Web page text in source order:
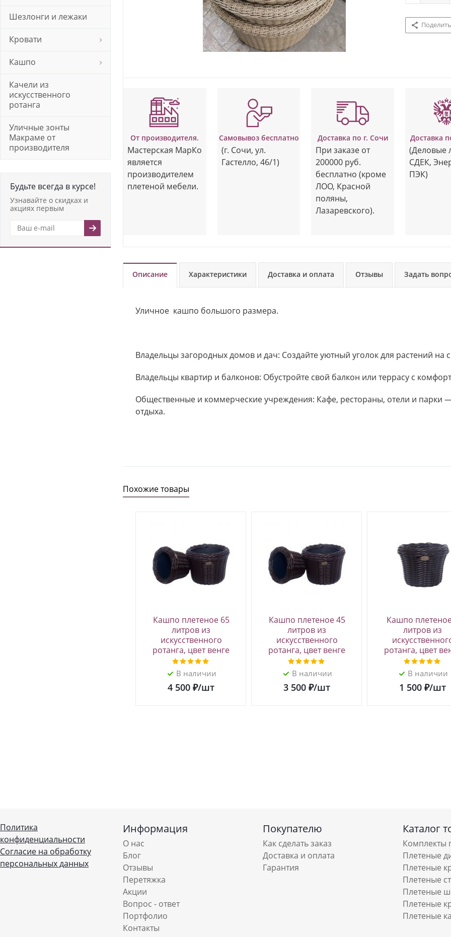
Шезлонги и лежаки
Кровати
Кашпо
Качели из
искусственного
ротанга
Уличные зонты
Макраме от
производителя
Будьте всегда в курсе!
Узнавайте о скидках и
акциях первым
От производителя.
Мастерская МарКо
является
производителем
плетеной мебели.
Самовывоз бесплатно
(г. Сочи, ул.
Гастелло, 46/1)
Доставка по г. Сочи
При заказе от
200000 руб.
бесплатно (кроме
ЛОО, Красной
поляны,
Лазаревского).
Доставка
(Деловые
СДЕК,
ПЭК)
Описание Характеристики Доставка и оплата Отзывы Задать
Уличное кашпо большого размера.
Владельцы загородных домов и дач: Создайте уютный уголок для растений на
Владельцы квартир и балконов: Обустройте свой балкон или террасу с
Общественные и коммерческие учреждения: Кафе, рестораны, отели и
отдыха.
Похожие товары
Кашпо плетеное 65
литров из
искусственного
ротанга, цвет венге
В наличии
4 500 ₽/шт
Кашпо плетеное 45
литров из
искусственного
ротанга, цвет венге
В наличии
3 500 ₽/шт
Кашпо
литров из
ротанга, цвет
В наличии
1 500 ₽/шт
Политика
конфиденциальности
Согласие на обработку
персональных данных
Информация
О нас
Блог
Отзывы
Перетяжка
Акции
Вопрос - ответ
Портфолио
Контакты
Покупателю
Как сделать заказ
Доставка и оплата
Гарантия
Каталог
Комплекты
Плетеные
Плетеные
Плетеные
Плетеные
Плетеные
Плетеные